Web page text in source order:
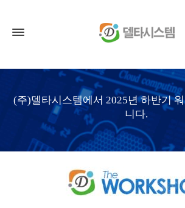
(주)델타시스템에서 2025년 하반기
니다.